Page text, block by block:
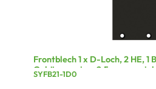
Frontblech 1 x D-Loch, 2 HE, 1
Gehäuseserien, 2,5 mm
Farbe: grau
SYFB21-1D0